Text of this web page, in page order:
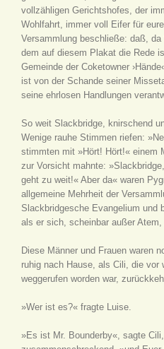
vollzähligen Gerichtshofes, der
Wohlfahrt, immer voll Eifer für
Versammlung beschließe: daß,
dem auf diesem Plakat die Rede
Gemeinde der Coketowner
ist von der Schande seiner
seine ehrlosen Handlungen
So weit Slackbridge, knirschend
Wenige rauhe Stimmen riefen:
stimmten mit »Hört! Hört!« einem
zur Vorsicht mahnte:
geht zu weit!« Aber da« waren
allgemeine Mehrheit der
Slackbridgesche Evangelium und
als er sich, scheinbar außer Atem,
Diese Männer und Frauen waren
ruhig nach Hause, als Cili, die vor
weggerufen worden war,
»Wer ist es?« fragte Luise.
»Es ist Mr. Bounderby«, sagte